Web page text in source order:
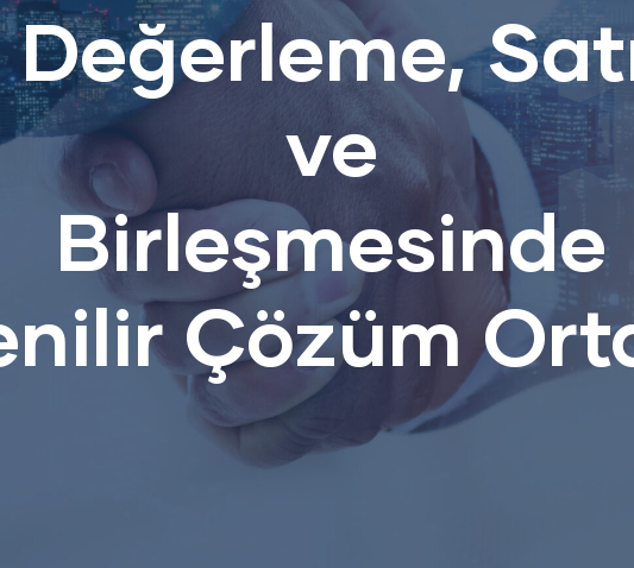
ve
Birleşmesinde
Çözüm